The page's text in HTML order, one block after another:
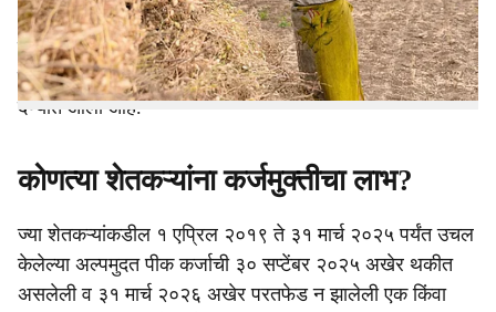
e
'पुण्यश्लोक अहिल्यादेवी होळकर शेतकरी कर्जमुक्ती योजना, २०२६'
योजना जाहीर करण्यात आली आहे. या शेतकरी कर्जमाफीसाठी
कोणते शेतकरी पात्र ठरतील? याचा तपशील शासन निर्णयातून
देण्यात आला आहे.
कोणत्या शेतकऱ्यांना कर्जमुक्तीचा लाभ?
ज्या शेतकऱ्यांकडील १ एप्रिल २०१९ ते ३१ मार्च २०२५ पर्यंत उचल
केलेल्या अल्पमुदत पीक कर्जाची ३० सप्टेंबर २०२५ अखेर थकीत
असलेली व ३१ मार्च २०२६ अखेर परतफेड न झालेली एक किंवा